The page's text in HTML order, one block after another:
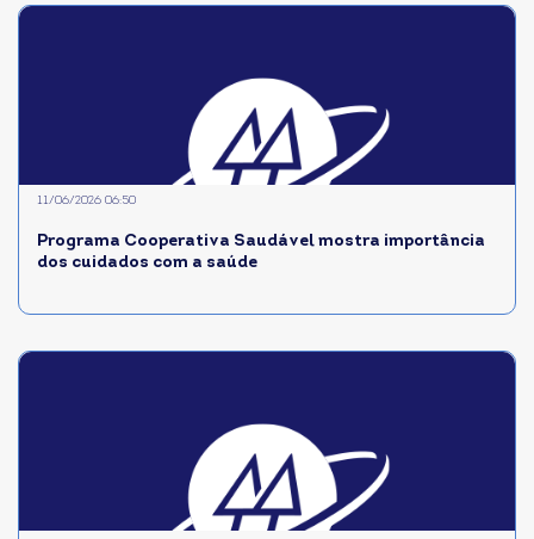
Programa Cooperativa Saudável mostra importância
dos cuidados com a saúde
11/06/2026 06:50